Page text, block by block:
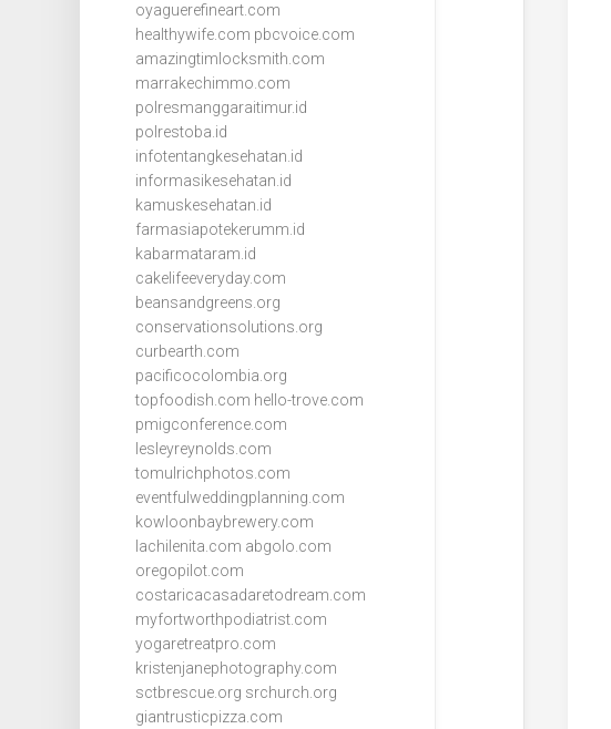
oyaguerefineart.com
healthywife.com pbcvoice.com
amazingtimlocksmith.com
marrakechimmo.com
polresmanggaraitimur.id
polrestoba.id
infotentangkesehatan.id
informasikesehatan.id
kamuskesehatan.id
farmasiapotekerumm.id
kabarmataram.id
cakelifeeveryday.com
beansandgreens.org
conservationsolutions.org
curbearth.com
pacificocolombia.org
topfoodish.com hello-trove.com
pmigconference.com
lesleyreynolds.com
tomulrichphotos.com
eventfulweddingplanning.com
kowloonbaybrewery.com
lachilenita.com abgolo.com
oregopilot.com
costaricacasadaretodream.com
myfortworthpodiatrist.com
yogaretreatpro.com
kristenjanephotography.com
sctbrescue.org srchurch.org
giantrusticpizza.com